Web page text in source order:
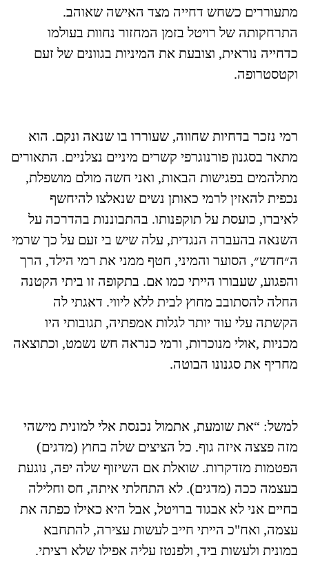
מתעוררים כשחש דחייה מצד האישה שאוהב.
התרחקותה של רויטל בזמן המחזור נחוות בעולמו
כדחייה נוראית, וצובעת את המיניות בגוונים של זעם
וקטסטרופה.
רמי נזכר בדחיות שחווה, שעוררו בו שנאה ונקם. הוא
מתאר בסגנון פורנוגרפי קשרים מיניים נצלניים. התאורים
מתלהמים בפגישות הבאות, ואני חשה מולם מושפלת,
נכפית להאזין לרמי כאותן נשים שנאלצו להיחשף
לאיברו, כועסת על תוקפנותו. בהתבוננות בהדרכה על
השנאה בהעברה הנגדית, עלה שיש בי זעם על כך שרמי
ה״חדש״, הסוער והמיני, חטף ממני את רמי הילד, הרך
והפגוע, שעבורו הייתי כמו אם. בתקופה זו ביתי הקטנה
החלה להסתובב מחוץ לבית ללא ליווי. דאגתי לה
הקשתה עלי עוד יותר לגלות אמפתיה, תגובותי היו
מכניות ,אולי מנוכרות, ורמי כנראה חש נשמט, וכתוצאה
מחריף את סגנונו הבוטה.
למשל: “את שומעת, אתמול נכנסת אלי למונית מישהי
מזה פצצה איזה גוף. כל הציצים שלה בחוץ (מדגים)
הפטמות מזדקרות. שואלת אם השיזוף שלה יפה, נוגעת
בעצמה ככה (מדגים). לא התחלתי איתה, חס וחלילה
בחיים אני לא אבגוד ברויטל, אבל היא כאילו כפתה את
עצמה, ואח"כ הייתי חייב לעשות עצירה, להתחבא
במונית ולעשות ביד, ולפנטז עליה אפילו שלא רציתי.